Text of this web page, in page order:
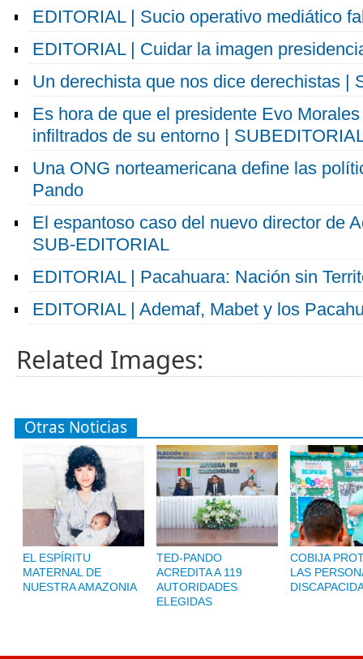
EDITORIAL | Sucio operativo mediático
EDITORIAL | Cuidar la imagen
Un derechista que nos dice derechistas |
Es hora de que el presidente Evo
infiltrados de su entorno |
Una ONG norteamericana define las
Pando
El espantoso caso del nuevo director de
SUB-EDITORIAL
EDITORIAL | Pacahuara: Nación sin
EDITORIAL | Ademaf, Mabet y los
Related Images:
Otras Noticias
EL ESPÍRITU
MATERNAL DE
NUESTRA AMAZONIA
TED-PANDO
ACREDITA A 119
AUTORIDADES
ELEGIDAS
COBIJA
LAS